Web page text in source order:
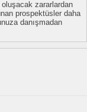
zararlardan
prospektüsler daha
danışmadan